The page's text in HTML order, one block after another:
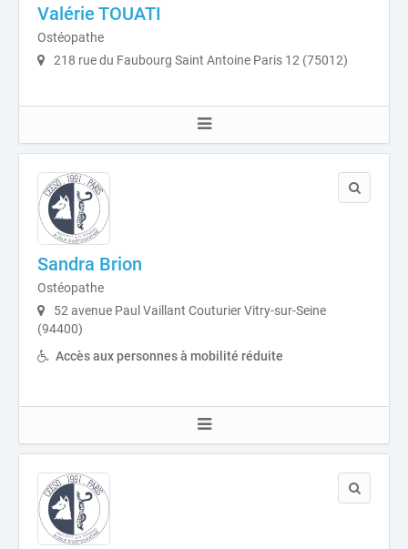
Valérie TOUATI
Ostéopathe
218 rue du Faubourg Saint Antoine Paris 12 (75012)
Sandra Brion
Ostéopathe
52 avenue Paul Vaillant Couturier Vitry-sur-Seine
(94400)
Accès aux personnes à mobilité réduite